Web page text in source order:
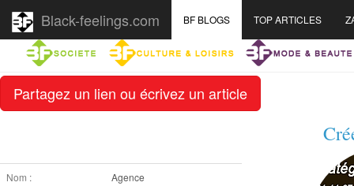
Partagez un lien ou écrivez un article
Black-feelings.com BF BLOGS TOP ARTICLES
Nom :
Agence